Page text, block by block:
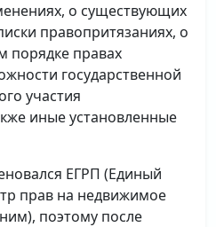
о существующих
правопритязаниях, о
порядке правах
государственной
участия
иные установленные
ЕГРП (Единый
прав на недвижимое
поэтому после